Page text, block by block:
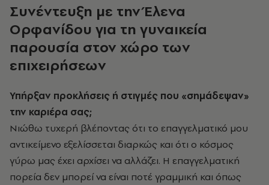
Συνέντευξη με την Έλενα
Ορφανίδου για τη γυναικεία
παρουσία στον χώρο των
επιχειρήσεων
Υπήρξαν προκλήσεις ή στιγμές που «σημάδεψαν»
την καριέρα σας;
Νιώθω τυχερή βλέποντας ότι το επαγγελματικό μου
αντικείμενο εξελίσσεται διαρκώς και ότι ο κόσμος
γύρω μας έχει αρχίσει να αλλάζει. Η επαγγελματική
πορεία δεν μπορεί να είναι ποτέ γραμμική και όπως